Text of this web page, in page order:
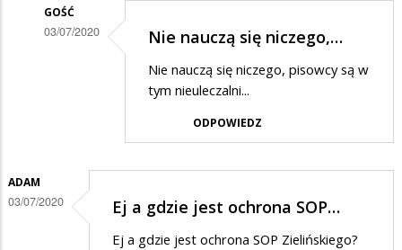
GOŚĆ
03/07/2020 Nie nauczą się niczego,…
Nie nauczą się niczego, pisowcy są w
tym nieuleczalni...
ODPOWIEDZ
ADAM
03/07/2020 Ej a gdzie jest ochrona SOP…
Ej a gdzie jest ochrona SOP Zielińskiego?